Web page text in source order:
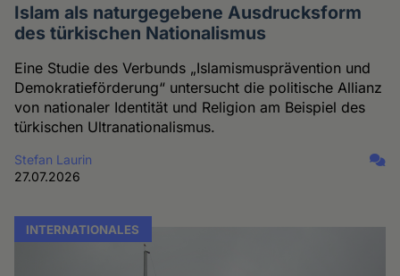
Islam als naturgegebene Ausdrucksform
des türkischen Nationalismus
Eine Studie des Verbunds „Islamismusprävention und
Demokratieförderung“ untersucht die politische Allianz
von nationaler Identität und Religion am Beispiel des
türkischen Ultranationalismus.
Stefan Laurin
27.07.2026
INTERNATIONALES